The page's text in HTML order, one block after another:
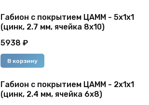
Габион с покрытием ЦАММ - 5x1x1
(цинк, 2.7 мм, ячейка 8x10)
5938 ₽
В корзину
Габион с покрытием ЦАММ - 2х1х1
(цинк, 2.4 мм, ячейка 6х8)